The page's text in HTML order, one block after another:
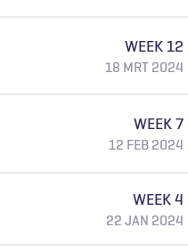
WEEK 12
18 MRT 2024
WEEK 7
12 FEB 2024
WEEK 4
22 JAN 2024